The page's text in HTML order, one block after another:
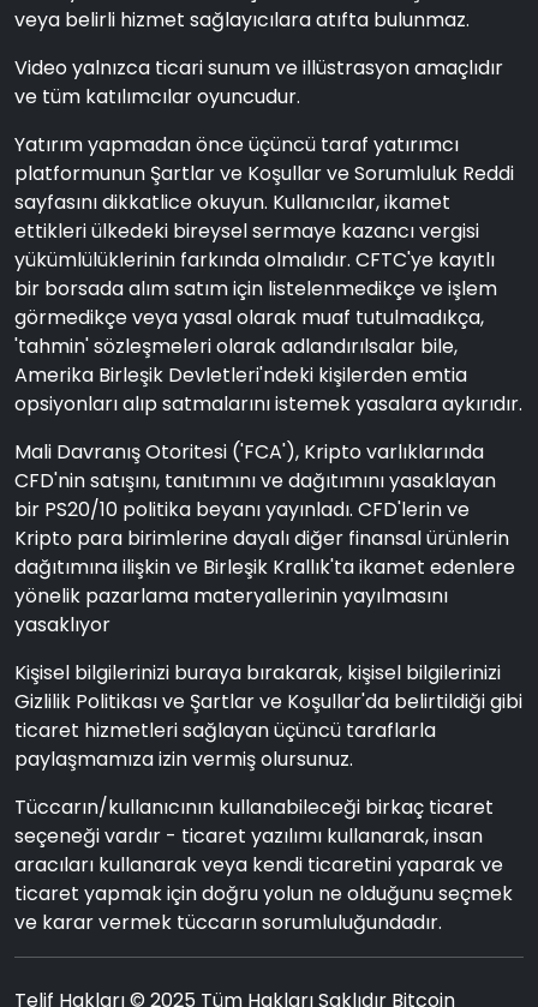
veya belirli hizmet sağlayıcılara atıfta bulunmaz.
Video yalnızca ticari sunum ve illüstrasyon amaçlıdır
ve tüm katılımcılar oyuncudur.
Yatırım yapmadan önce üçüncü taraf yatırımcı
platformunun Şartlar ve Koşullar ve Sorumluluk Reddi
sayfasını dikkatlice okuyun. Kullanıcılar, ikamet
ettikleri ülkedeki bireysel sermaye kazancı vergisi
yükümlülüklerinin farkında olmalıdır. CFTC'ye kayıtlı
bir borsada alım satım için listelenmedikçe ve işlem
görmedikçe veya yasal olarak muaf tutulmadıkça,
'tahmin' sözleşmeleri olarak adlandırılsalar bile,
Amerika Birleşik Devletleri'ndeki kişilerden emtia
opsiyonları alıp satmalarını istemek yasalara aykırıdır.
Mali Davranış Otoritesi ('FCA'), Kripto varlıklarında
CFD'nin satışını, tanıtımını ve dağıtımını yasaklayan
bir PS20/10 politika beyanı yayınladı. CFD'lerin ve
Kripto para birimlerine dayalı diğer finansal ürünlerin
dağıtımına ilişkin ve Birleşik Krallık'ta ikamet edenlere
yönelik pazarlama materyallerinin yayılmasını
yasaklıyor
Kişisel bilgilerinizi buraya bırakarak, kişisel bilgilerinizi
Gizlilik Politikası ve Şartlar ve Koşullar'da belirtildiği gibi
ticaret hizmetleri sağlayan üçüncü taraflarla
paylaşmamıza izin vermiş olursunuz.
Tüccarın/kullanıcının kullanabileceği birkaç ticaret
seçeneği vardır - ticaret yazılımı kullanarak, insan
aracıları kullanarak veya kendi ticaretini yaparak ve
ticaret yapmak için doğru yolun ne olduğunu seçmek
ve karar vermek tüccarın sorumluluğundadır.
Telif Hakları © 2025 Tüm Hakları Saklıdır Bitcoin